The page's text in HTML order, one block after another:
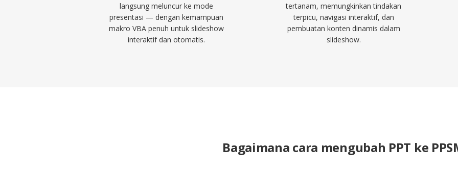
langsung meluncur ke mode
presentasi — dengan kemampuan
makro VBA penuh untuk slideshow
interaktif dan otomatis.
tertanam, memungkinkan tindakan
terpicu, navigasi interaktif, dan
pembuatan konten dinamis dalam
slideshow.
Bagaimana cara mengubah PPT ke